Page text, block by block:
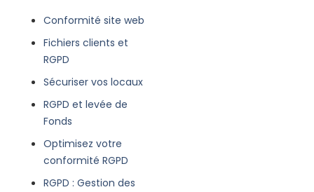
Conformité site web
Fichiers clients et
RGPD
Sécuriser vos locaux
RGPD et levée de
Fonds
Optimisez votre
conformité RGPD
RGPD : Gestion des